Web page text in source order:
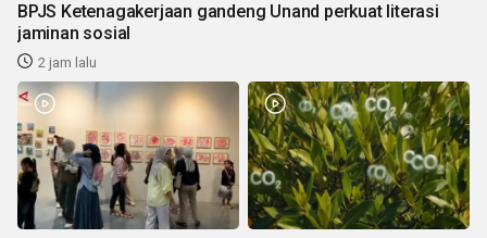
BPJS Ketenagakerjaan gandeng Unand perkuat literasi
jaminan sosial
2 jam lalu